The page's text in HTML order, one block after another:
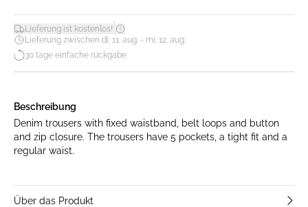
Lieferung ist kostenlos!*
Lieferung zwischen di. 11. aug. - mi. 12. aug.
30 tage einfache rückgabe
Beschreibung
Denim trousers with fixed waistband, belt loops and button
and zip closure. The trousers have 5 pockets, a tight fit and a
regular waist.
Über das Produkt